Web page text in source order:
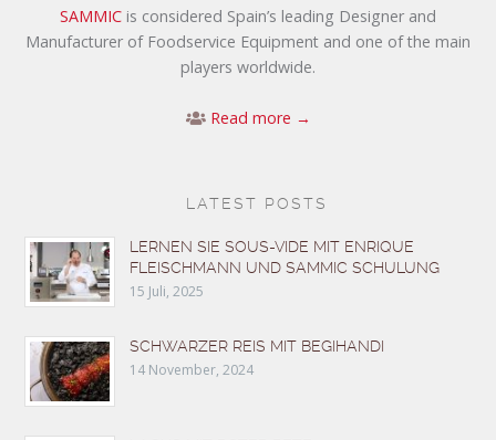
SAMMIC is considered Spain’s leading Designer and
Manufacturer of Foodservice Equipment and one of the main
players worldwide.
Read more →
LATEST POSTS
LERNEN SIE SOUS-VIDE MIT ENRIQUE
FLEISCHMANN UND SAMMIC SCHULUNG
15 Juli, 2025
SCHWARZER REIS MIT BEGIHANDI
14 November, 2024